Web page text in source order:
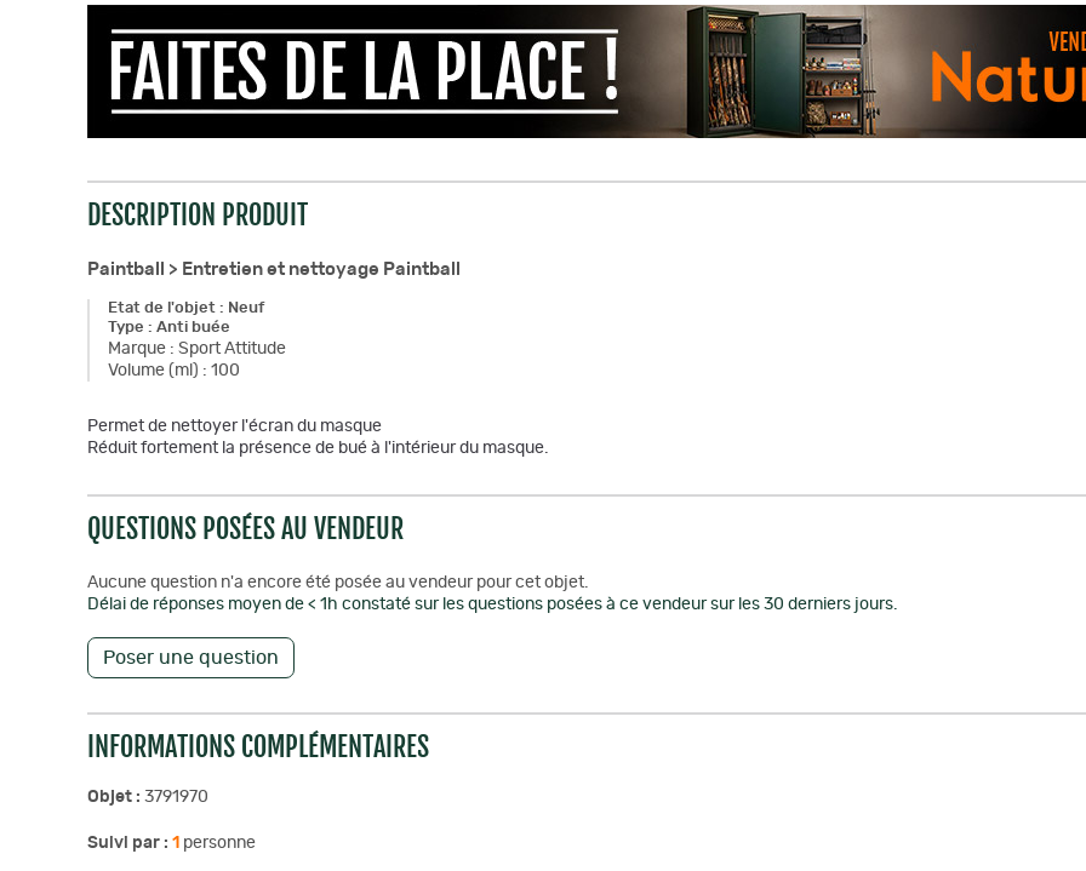
DESCRIPTION PRODUIT
Paintball > Entretien et nettoyage Paintball
Etat de l'objet : Neuf
Type : Anti buée
Marque : Sport Attitude
Volume (ml) : 100
Permet de nettoyer l'écran du masque
Réduit fortement la présence de bué à l'intérieur du masque.
QUESTIONS POSÉES AU VENDEUR
Aucune question n'a encore été posée au vendeur pour cet objet.
Délai de réponses moyen de < 1h constaté sur les questions posées à ce vendeur sur les 30 derniers jours.
Poser une question
INFORMATIONS COMPLÉMENTAIRES
Objet : 3791970
Suivi par : 1 personne